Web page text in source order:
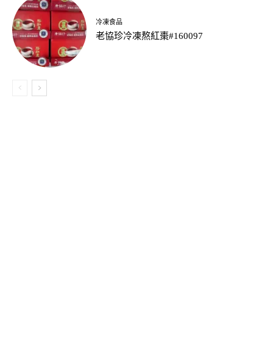
冷凍食品
老協珍冷凍熬紅棗#160097